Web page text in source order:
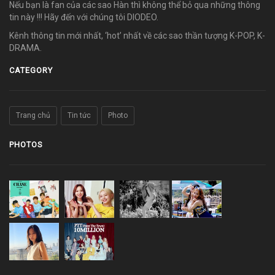
Nếu bạn là fan của các sao Hàn thì không thể bỏ qua những thông
tin này !!! Hãy đến với chúng tôi DIODEO.
Kênh thông tin mới nhất, ‘hot’ nhất về các sao thần tượng K-POP, K-
DRAMA.
CATEGORY
Trang chủ Tin tức Photo
PHOTOS